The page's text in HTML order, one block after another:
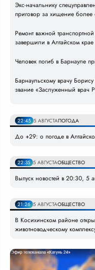
Экс-начальнику
приговор за хищение
Ремонт важной
завершили в Алтайском крае
Человек погиб в Барнауле
Барнаульскому врачу
звание «Заслуженный врач
22:45 5 АВГУСТАПОГОДА
До +29: о погоде в
22:35 5 АВГУСТАОБЩЕСТВО
Выпуск новостей в 20:30, 5
21:26 5 АВГУСТАОБЩЕСТВО
В Косихинском районе
животноводческому